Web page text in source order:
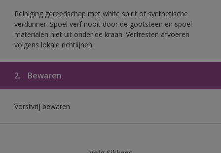
Reiniging gereedschap met white spirit of synthetische
verdunner. Spoel verf nooit door de gootsteen en spoel
materialen niet uit onder de kraan. Verfresten afvoeren
volgens lokale richtlijnen.
2. Bewaren
Vorstvrij bewaren